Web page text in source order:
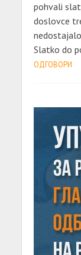
pohvali
doslovce
Slatko do
ОДГОВОРИ